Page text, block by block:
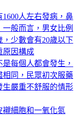
人左右發病，鼻
般而言，男女比例
，少數會有20歲以下
原因構成
每個人都會發生，
相同，民眾初次服藥
生嚴重不舒服的情形
襯細胞和一氧化氮